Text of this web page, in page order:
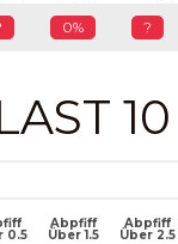
0% ?
0.5
Abpfiff
Über 1.5
Abpfiff
Über 2.5